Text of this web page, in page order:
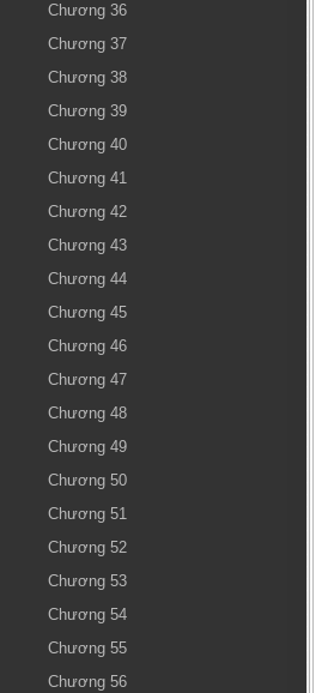
Chương 36
Chương 37
Chương 38
Chương 39
Chương 40
Chương 41
Chương 42
Chương 43
Chương 44
Chương 45
Chương 46
Chương 47
Chương 48
Chương 49
Chương 50
Chương 51
Chương 52
Chương 53
Chương 54
Chương 55
Chương 56